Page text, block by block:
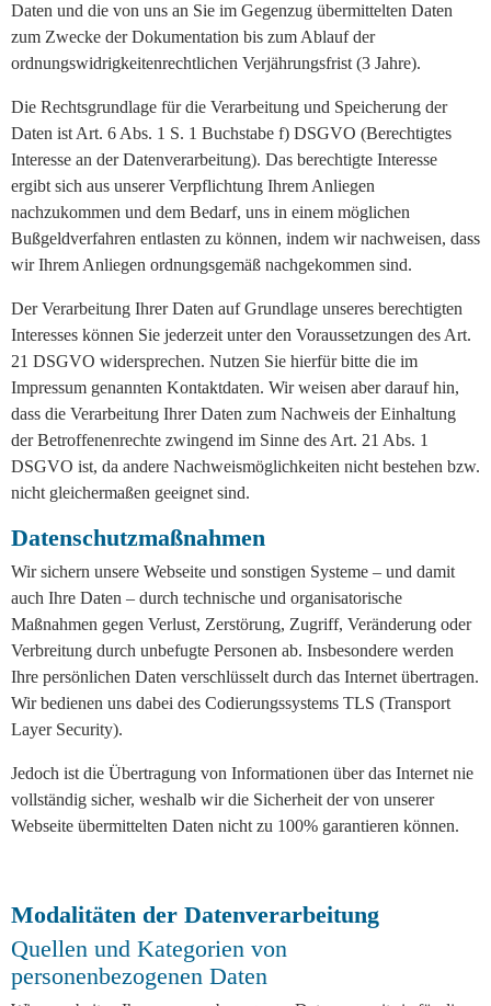
Daten und die von uns an Sie im Gegenzug übermittelten Daten
zum Zwecke der Dokumentation bis zum Ablauf der
ordnungswidrigkeitenrechtlichen Verjährungsfrist (3 Jahre).
Die Rechtsgrundlage für die Verarbeitung und Speicherung der
Daten ist Art. 6 Abs. 1 S. 1 Buchstabe f) DSGVO (Berechtigtes
Interesse an der Datenverarbeitung). Das berechtigte Interesse
ergibt sich aus unserer Verpflichtung Ihrem Anliegen
nachzukommen und dem Bedarf, uns in einem möglichen
Bußgeldverfahren entlasten zu können, indem wir nachweisen, dass
wir Ihrem Anliegen ordnungsgemäß nachgekommen sind.
Der Verarbeitung Ihrer Daten auf Grundlage unseres berechtigten
Interesses können Sie jederzeit unter den Voraussetzungen des Art.
21 DSGVO widersprechen. Nutzen Sie hierfür bitte die im
Impressum genannten Kontaktdaten. Wir weisen aber darauf hin,
dass die Verarbeitung Ihrer Daten zum Nachweis der Einhaltung
der Betroffenenrechte zwingend im Sinne des Art. 21 Abs. 1
DSGVO ist, da andere Nachweismöglichkeiten nicht bestehen bzw.
nicht gleichermaßen geeignet sind.
Datenschutzmaßnahmen
Wir sichern unsere Webseite und sonstigen Systeme – und damit
auch Ihre Daten – durch technische und organisatorische
Maßnahmen gegen Verlust, Zerstörung, Zugriff, Veränderung oder
Verbreitung durch unbefugte Personen ab. Insbesondere werden
Ihre persönlichen Daten verschlüsselt durch das Internet übertragen.
Wir bedienen uns dabei des Codierungssystems TLS (Transport
Layer Security).
Jedoch ist die Übertragung von Informationen über das Internet nie
vollständig sicher, weshalb wir die Sicherheit der von unserer
Webseite übermittelten Daten nicht zu 100% garantieren können.
Modalitäten der Datenverarbeitung
Quellen und Kategorien von
personenbezogenen Daten